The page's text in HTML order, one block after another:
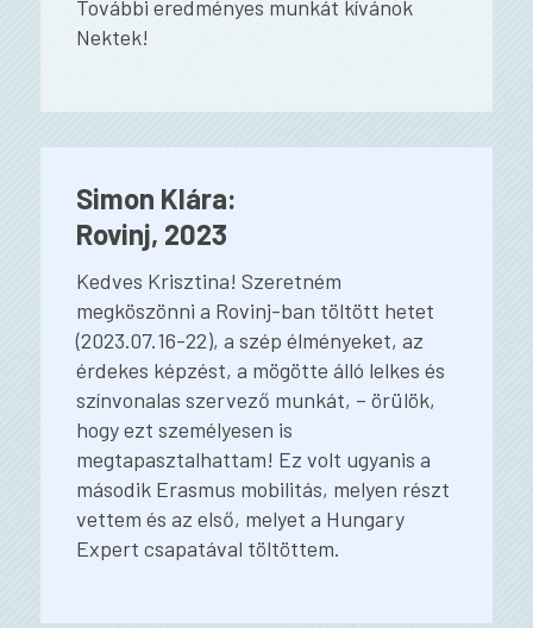
További eredményes munkát kívánok
Nektek!
Simon Klára:
Rovinj, 2023
Kedves Krisztina! Szeretném
megköszönni a Rovinj-ban töltött hetet
(2023.07.16-22), a szép élményeket, az
érdekes képzést, a mögötte álló lelkes és
színvonalas szervező munkát, – örülök,
hogy ezt személyesen is
megtapasztalhattam! Ez volt ugyanis a
második Erasmus mobilitás, melyen részt
vettem és az első, melyet a Hungary
Expert csapatával töltöttem.